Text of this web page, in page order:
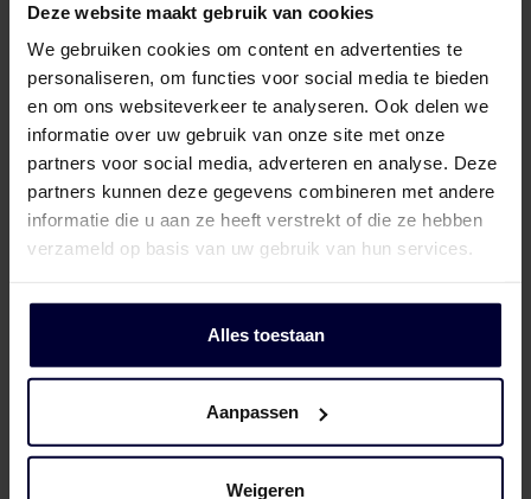
Deze website maakt gebruik van cookies
We gebruiken cookies om content en advertenties te
personaliseren, om functies voor social media te bieden
en om ons websiteverkeer te analyseren. Ook delen we
informatie over uw gebruik van onze site met onze
partners voor social media, adverteren en analyse. Deze
partners kunnen deze gegevens combineren met andere
informatie die u aan ze heeft verstrekt of die ze hebben
verzameld op basis van uw gebruik van hun services.
Alles toestaan
Aanpassen
Weigeren
Pallets